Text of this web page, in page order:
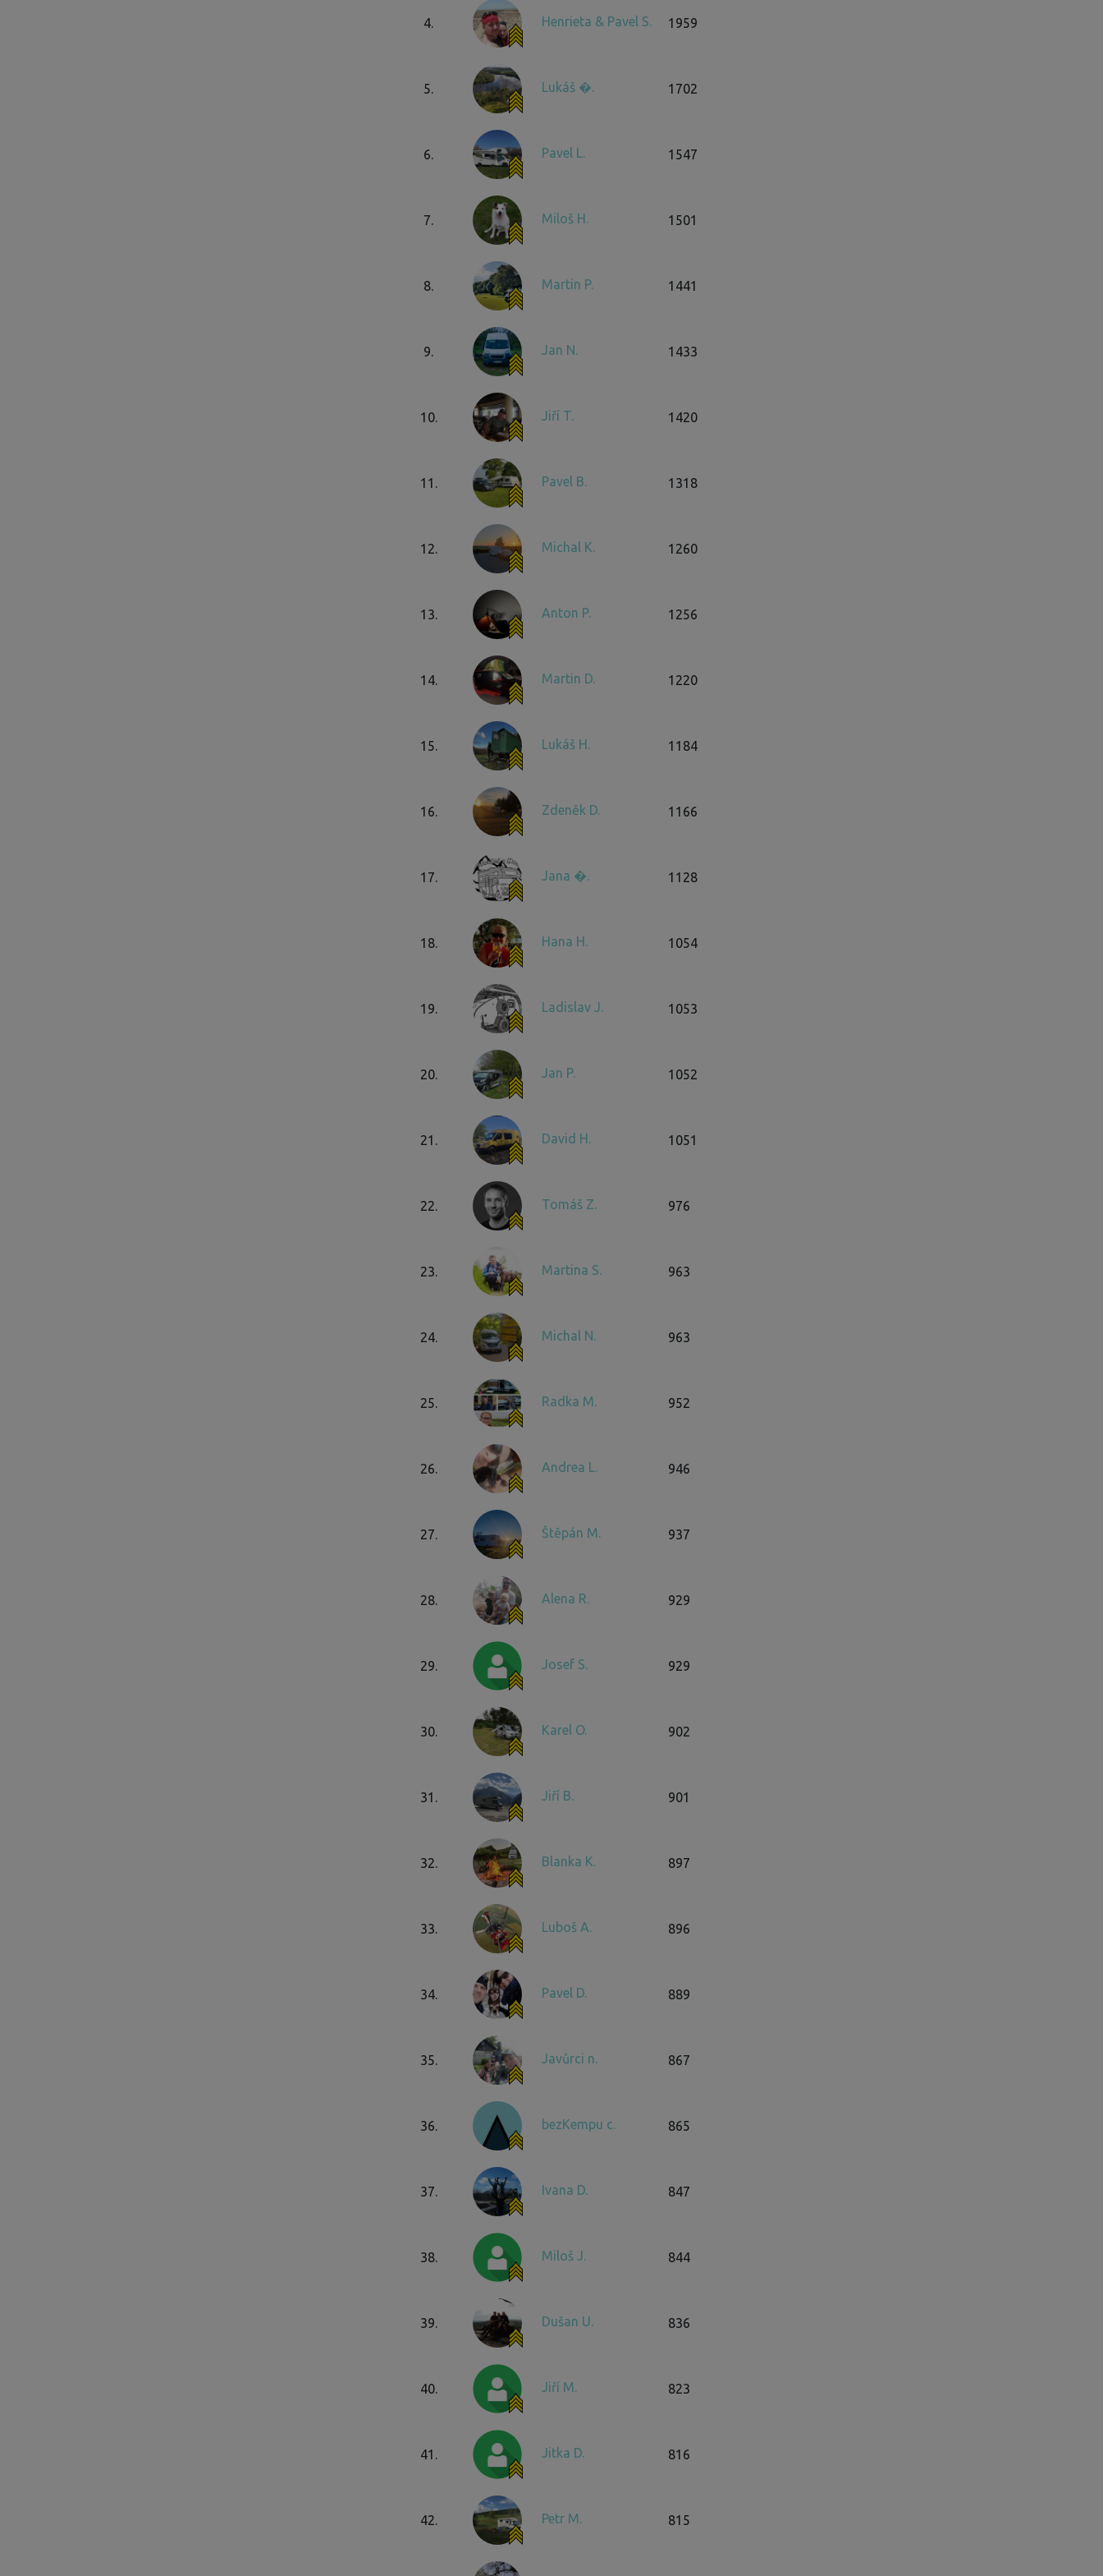
4. Henrieta & Pavel S. 1959
5. Lukáš �. 1702
6. Pavel L. 1547
7. Miloš H. 1501
8. Martin P. 1441
9. Jan N. 1433
10. Jiří T. 1420
11. Pavel B. 1318
12. Michal K. 1260
13. Anton P. 1256
14. Martin D. 1220
15. Lukáš H. 1184
16. Zdeněk D. 1166
17. Jana �. 1128
18. Hana H. 1054
19. Ladislav J. 1053
20. Jan P. 1052
21. David H. 1051
22. Tomáš Z. 976
23. Martina S. 963
24. Michal N. 963
25. Radka M. 952
26. Andrea L. 946
27. Štěpán M. 937
28. Alena R. 929
29. Josef S. 929
30. Karel O. 902
31. Jiří B. 901
32. Blanka K. 897
33. Luboš A. 896
34. Pavel D. 889
35. Javůrci n. 867
36. bezKempu c. 865
37. Ivana D. 847
38. Miloš J. 844
39. Dušan U. 836
40. Jiří M. 823
41. Jitka D. 816
42. Petr M. 815